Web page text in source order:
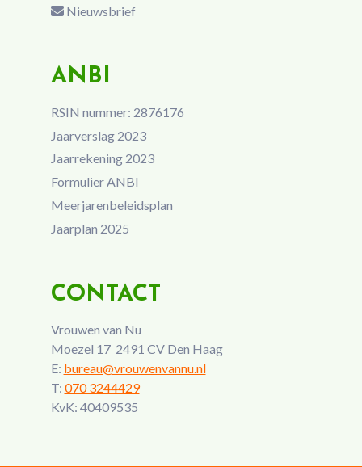
Nieuwsbrief
ANBI
RSIN nummer: 2876176
Jaarverslag 2023
Jaarrekening 2023
Formulier ANBI
Meerjarenbeleidsplan
Jaarplan 2025
CONTACT
Vrouwen van Nu
Moezel 17 2491 CV Den Haag
E: bureau@vrouwenvannu.nl
T: 070 3244429
KvK: 40409535